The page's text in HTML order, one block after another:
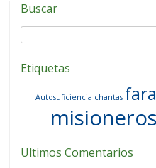
Buscar
Etiquetas
Autosuficiencia chantas
misioneros
Ultimos Comentarios